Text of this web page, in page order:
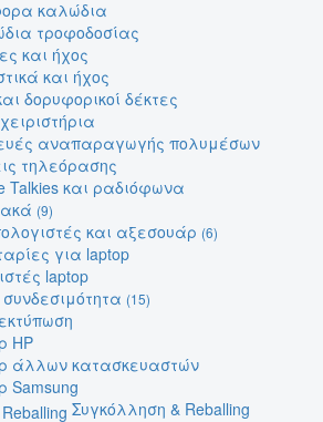
καλώδια
τροφοδοσίας
και ήχος
και ήχος
δορυφορικοί δέκτες
αναπαραγωγής πολυμέσων
τηλεόρασης
Talkies και ραδιόφωνα
(9)
και αξεσουάρ (6)
για laptop
laptop
(15)
HP
άλλων κατασκευαστών
Samsung
Συγκόλληση & Reballing